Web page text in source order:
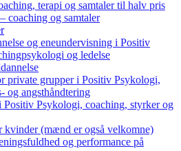
terapi og samtaler til halv pris
coaching og samtaler
og eneundervisning i Positiv
og ledelse
private grupper i Positiv Psykologi,
og angsthåndtering
Positiv Psykologi, coaching, styrker og
kvinder (mænd er også velkomne)
og performance på